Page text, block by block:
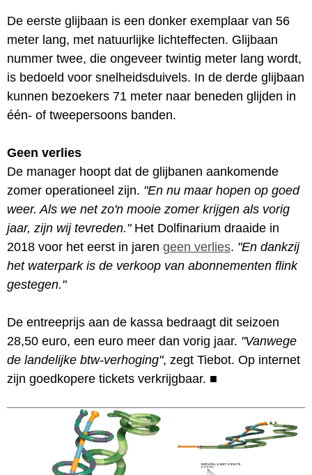
De eerste glijbaan is een donker exemplaar van 56
meter lang, met natuurlijke lichteffecten. Glijbaan
nummer twee, die ongeveer twintig meter lang wordt,
is bedoeld voor snelheidsduivels. In de derde glijbaan
kunnen bezoekers 71 meter naar beneden glijden in
één- of tweepersoons banden.
Geen verlies
De manager hoopt dat de glijbanen aankomende
zomer operationeel zijn. "En nu maar hopen op goed
weer. Als we net zo'n mooie zomer krijgen als vorig
jaar, zijn wij tevreden."Het Dolfinarium draaide in
2018 voor het eerst in jaren geen verlies. "En dankzij
het waterpark is de verkoop van abonnementen flink
gestegen."
De entreeprijs aan de kassa bedraagt dit seizoen
28,50 euro, een euro meer dan vorig jaar. "Vanwege
de landelijke btw-verhoging", zegt Tiebot. Op internet
zijn goedkopere tickets verkrijgbaar. ■